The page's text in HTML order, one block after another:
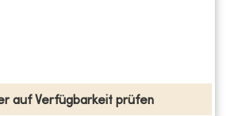
auf Verfügbarkeit prüfen